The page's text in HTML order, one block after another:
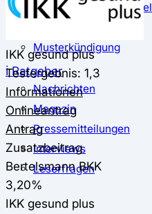
Krankenkassenwechsel
Musterkündigung
ℹ Ratgeber
Nachrichten
Magazin
Pressemitteilungen
Interviews
Leserfragen
IKK gesund plus
Testergebnis: 1,3
Informationen
Onlineantrag
Antrag
Zusatzbeitrag
Bertelsmann BKK
3,20%
IKK gesund plus